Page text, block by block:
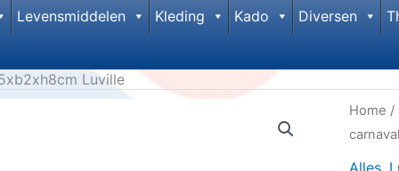
Levensmiddelen Kleding Kado Diversen
Luville
Home /
Alles,